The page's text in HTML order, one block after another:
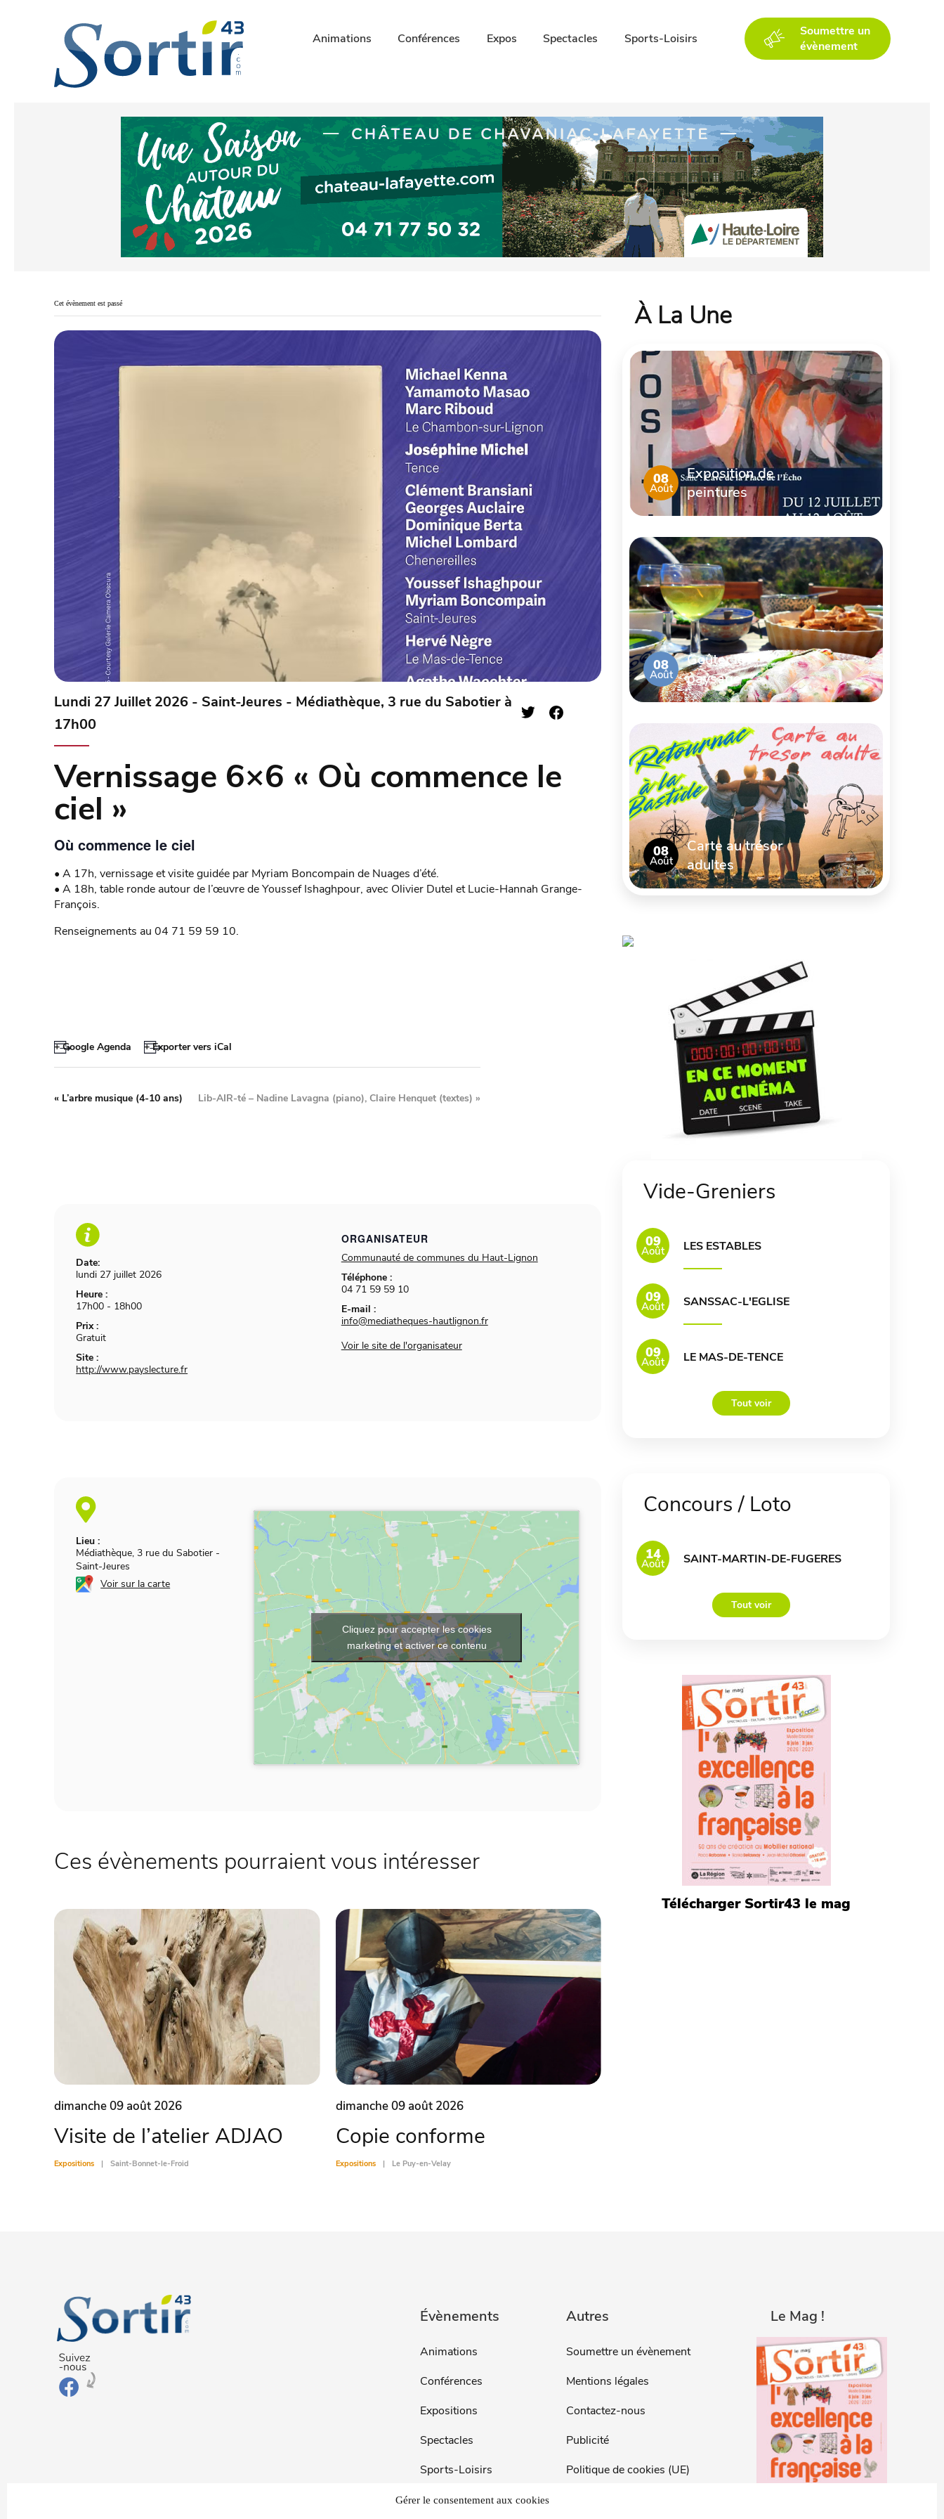
Gérer le consentement aux cookies
Animations Conférences Expos Spectacles Sports-Loisirs
Soumettre un
évènement
Cet évènement est passé
Lundi 27 Juillet 2026 - Saint-Jeures - Médiathèque, 3 rue du Sabotier à
17h00
Vernissage 6×6 « Où commence le
ciel »
Où commence le ciel
• A 17h, vernissage et visite guidée par Myriam Boncompain de Nuages d’été.
• A 18h, table ronde autour de l’œuvre de Youssef Ishaghpour, avec Olivier Dutel et Lucie-Hannah Grange-
François.
Renseignements au 04 71 59 59 10.
+ Google Agenda + Exporter vers iCal
Date:
lundi 27 juillet 2026
Heure :
17h00 - 18h00
Prix :
Gratuit
Site :
http://www.payslecture.fr
ORGANISATEUR
Communauté de communes du Haut-Lignon
Téléphone :
04 71 59 59 10
E-mail :
info@mediatheques-hautlignon.fr
Voir le site de l'organisateur
Lieu :
Médiathèque, 3 rue du Sabotier -
Saint-Jeures
Voir sur la carte
Cliquez pour accepter les cookies
marketing et activer ce contenu
« L’arbre musique (4-10 ans) Lib-AIR-té – Nadine Lavagna (piano), Claire Henquet (textes) »
Ces évènements pourraient vous intéresser
dimanche 09 août 2026
Visite de l’atelier ADJAO
Expositions Saint-Bonnet-le-Froid
dimanche 09 août 2026
Copie conforme
Expositions Le Puy-en-Velay
À La Une
08
Août
Exposition de
peintures
08
Août
Goûter le
paysage
08
Août
Carte au trésor
adultes
Vide-Greniers
09
Août LES ESTABLES
09
Août SANSSAC-L'EGLISE
09
Août LE MAS-DE-TENCE
Tout voir
Concours / Loto
14
Août SAINT-MARTIN-DE-FUGERES
Tout voir
Télécharger Sortir43 le mag
Évènements
Animations
Conférences
Expositions
Spectacles
Sports-Loisirs
Vide-Greniers
Autres
Soumettre un évènement
Mentions légales
Contactez-nous
Publicité
Politique de cookies (UE)
Le Mag !